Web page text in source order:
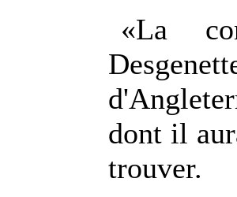
«La
dont il
trouver.